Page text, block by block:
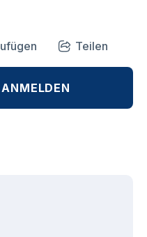
Teilen